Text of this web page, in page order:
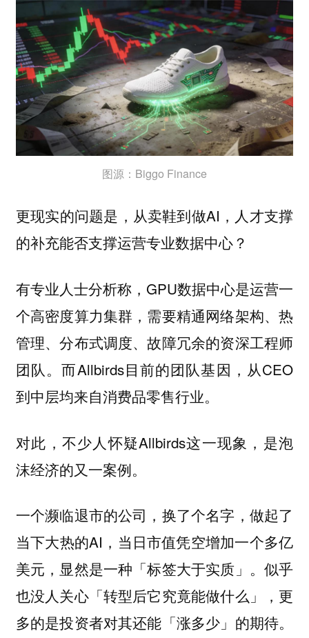
图源：Biggo Finance
更现实的问题是，从卖鞋到做AI，人才支撑
的补充能否支撑运营专业数据中心？
有专业人士分析称，GPU数据中心是运营一
个高密度算力集群，需要精通网络架构、热
管理、分布式调度、故障冗余的资深工程师
团队。而Allbirds目前的团队基因，从CEO
到中层均来自消费品零售行业。
对此，不少人怀疑Allbirds这一现象，是泡
沫经济的又一案例。
一个濒临退市的公司，换了个名字，做起了
当下大热的AI，当日市值凭空增加一个多亿
美元，显然是一种「标签大于实质」。 似乎
也没人关心「转型后它究竟能做什么」，更
多的是投资者对其还能「涨多少」的期待。